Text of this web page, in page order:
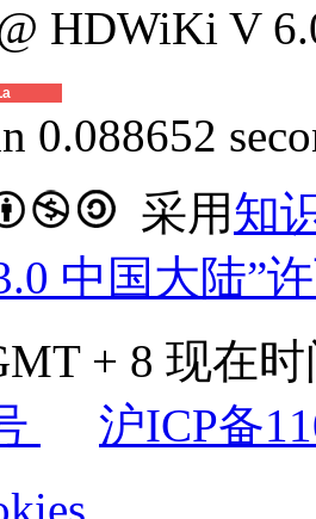
HDWiKi V
0.088652
采用知
中国大陆”
+ 8 现在
沪ICP备